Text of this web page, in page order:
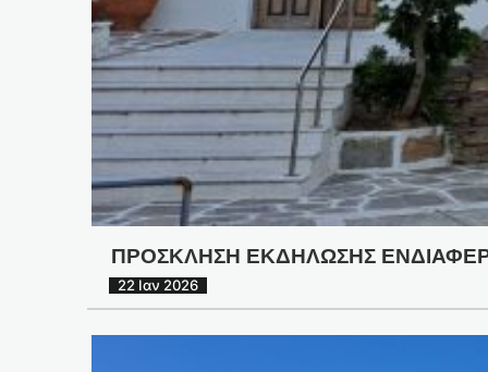
ΠΡΟΣΚΛΗΣΗ ΕΚΔΗΛΩΣΗΣ
22 Ιαν 2026